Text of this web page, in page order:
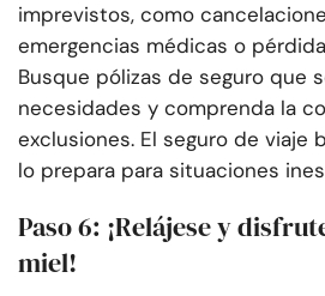
imprevistos, como
emergencias médicas o
Busque pólizas de seguro que
necesidades y comprenda la
exclusiones. El seguro de viaje
lo prepara para situaciones
Paso 6: ¡Relájese y
miel!